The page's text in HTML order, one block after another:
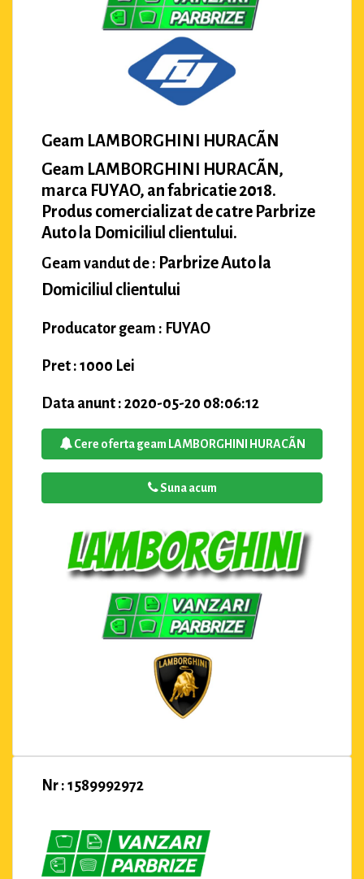
Geam LAMBORGHINI HURACÃN
Geam LAMBORGHINI HURACÃN,
marca FUYAO, an fabricatie 2018.
Produs comercializat de catre Parbrize
Auto la Domiciliul clientului.
Geam vandut de : Parbrize Auto la
Domiciliul clientului
Producator geam : FUYAO
Pret : 1000 Lei
Data anunt : 2020-05-20 08:06:12
Cere oferta geam LAMBORGHINI HURACÃN
Suna acum
Nr : 1589992972